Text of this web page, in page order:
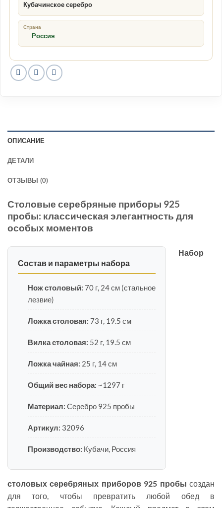
Кубачинское серебро
Страна
Россия
ОПИСАНИЕ
ДЕТАЛИ
ОТЗЫВЫ (0)
Столовые серебряные приборы 925
пробы: классическая элегантность для
особых моментов
Состав и параметры набора
Нож столовый: 70 г, 24 см (стальное
лезвие)
Ложка столовая: 73 г, 19.5 см
Вилка столовая: 52 г, 19.5 см
Ложка чайная: 25 г, 14 см
Общий вес набора: ~1297 г
Материал: Серебро 925 пробы
Артикул: 32096
Производство: Кубачи, Россия
Набор
столовых серебряных приборов 925 пробы создан
для того, чтобы превратить любой обед в